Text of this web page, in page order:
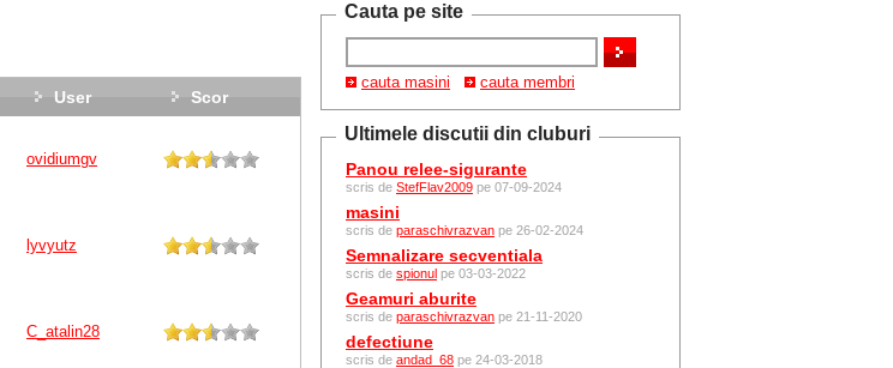
Cauta pe site
cauta masini cauta membri
Ultimele discutii din cluburi
Panou relee-sigurante
scris de StefFlav2009 pe 07-09-2024
masini
scris de paraschivrazvan pe 26-02-2024
Semnalizare secventiala
scris de spionul pe 03-03-2022
Geamuri aburite
scris de paraschivrazvan pe 21-11-2020
defectiune
scris de andad_68 pe 24-03-2018
User Scor
ovidiumgv
lyvyutz
C_atalin28